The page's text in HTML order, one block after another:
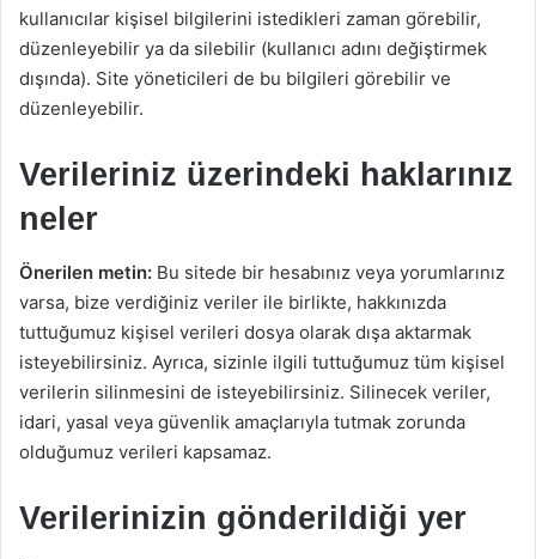
kullanıcılar kişisel bilgilerini istedikleri zaman görebilir,
düzenleyebilir ya da silebilir (kullanıcı adını değiştirmek
dışında). Site yöneticileri de bu bilgileri görebilir ve
düzenleyebilir.
Verileriniz üzerindeki haklarınız
neler
Önerilen metin: Bu sitede bir hesabınız veya yorumlarınız
varsa, bize verdiğiniz veriler ile birlikte, hakkınızda
tuttuğumuz kişisel verileri dosya olarak dışa aktarmak
isteyebilirsiniz. Ayrıca, sizinle ilgili tuttuğumuz tüm kişisel
verilerin silinmesini de isteyebilirsiniz. Silinecek veriler,
idari, yasal veya güvenlik amaçlarıyla tutmak zorunda
olduğumuz verileri kapsamaz.
Verilerinizin gönderildiği yer